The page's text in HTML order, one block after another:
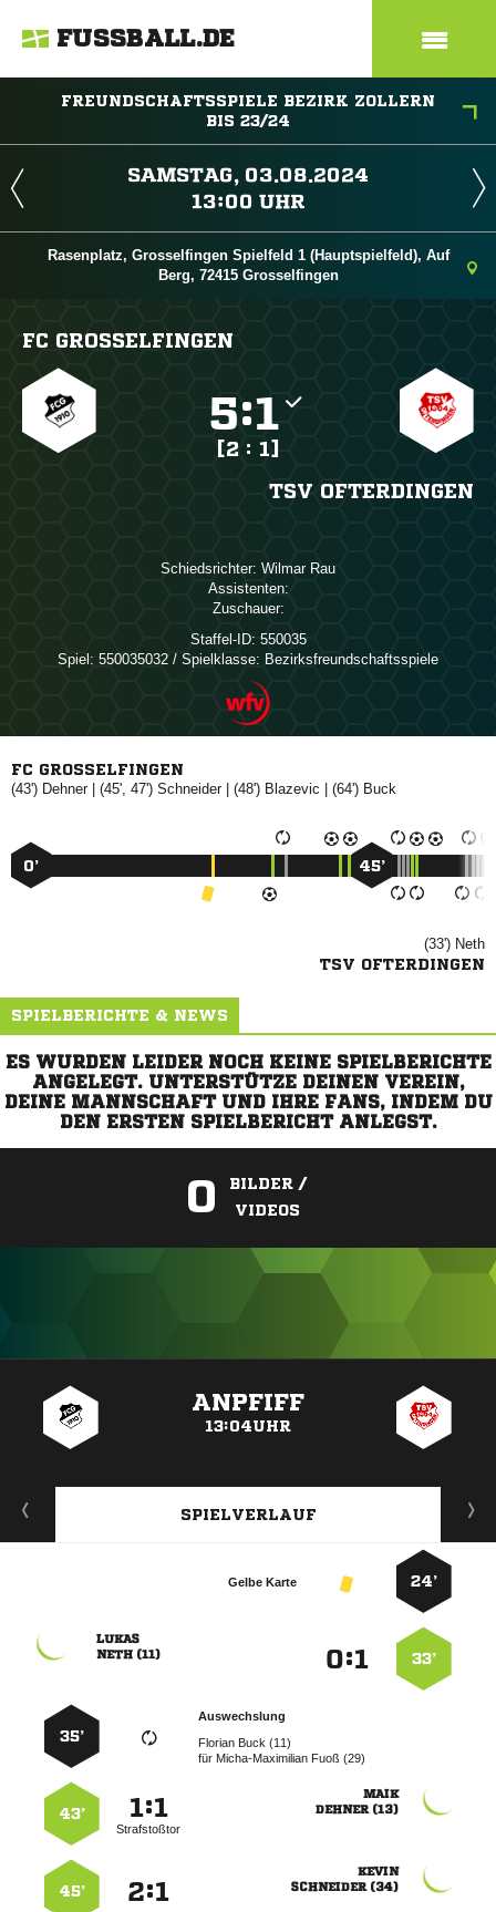
FUSSBALL.DE
FREUNDSCHAFTSSPIELE BEZIRK ZOLLERN
BIS 23/24
 
 
Rasenplatz, Grosselfingen Spielfeld 1 (Hauptspielfeld), Auf
Berg, 72415 Grosselfingen
FC GROSSELFINGEN
:
[2 : 1]
TSV OFTERDINGEN
Schiedsrichter:  
Assistenten:
Zuschauer:
Staffel-ID: 550035
Spiel: 550035032 / Spielklasse: Bezirksfreundschaftsspiele
FC GROSSELFINGEN
(43') | (45', 47') | (48')  | (64') 
0’ 45’
(33') 
TSV OFTERDINGEN
SPIELBERICHTE & NEWS
ES WURDEN LEIDER NOCH KEINE SPIELBERICHTE
ANGELEGT. UNTERSTÜTZE DEINEN VEREIN,
DEINE MANNSCHAFT UND IHRE FANS, INDEM DU
DEN ERSTEN SPIELBERICHT ANLEGST.
0
BILDER /
VIDEOS
ANPFIFF
13:04UHR
SPIELVERLAUF
24’
Gelbe Karte
33’
:

 
Auswechslung
  
für   
35’

 
:
Strafstoßtor
43’

 
:
45’